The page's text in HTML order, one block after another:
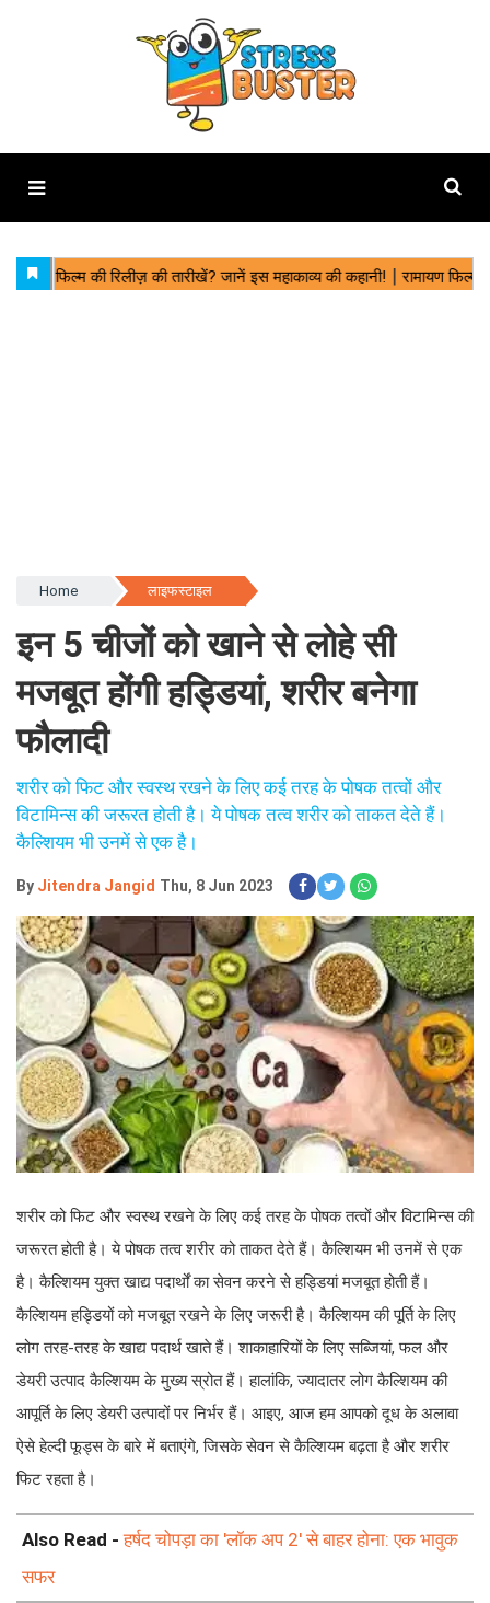
Home लाइफस्टाइल
इन 5 चीजों को खाने से लोहे सी
मजबूत होंगी हड्डियां, शरीर बनेगा
फौलादी
शरीर को फिट और स्वस्थ रखने के लिए कई तरह के पोषक तत्वों और
विटामिन्स की जरूरत होती है। ये पोषक तत्व शरीर को ताकत देते हैं।
कैल्शियम भी उनमें से एक है।
By Jitendra Jangid Thu, 8 Jun 2023
शरीर को फिट और स्वस्थ रखने के लिए कई तरह के पोषक तत्वों और विटामिन्स की
जरूरत होती है। ये पोषक तत्व शरीर को ताकत देते हैं। कैल्शियम भी उनमें से एक
है। कैल्शियम युक्त खाद्य पदार्थों का सेवन करने से हड्डियां मजबूत होती हैं।
कैल्शियम हड्डियों को मजबूत रखने के लिए जरूरी है। कैल्शियम की पूर्ति के लिए
लोग तरह-तरह के खाद्य पदार्थ खाते हैं। शाकाहारियों के लिए सब्जियां, फल और
डेयरी उत्पाद कैल्शियम के मुख्य स्रोत हैं। हालांकि, ज्यादातर लोग कैल्शियम की
आपूर्ति के लिए डेयरी उत्पादों पर निर्भर हैं। आइए, आज हम आपको दूध के अलावा
ऐसे हेल्दी फूड्स के बारे में बताएंगे, जिसके सेवन से कैल्शियम बढ़ता है और शरीर
फिट रहता है।
Also Read -हर्षद चोपड़ा का 'लॉक अप 2' से बाहर होना: एक भावुक
सफर